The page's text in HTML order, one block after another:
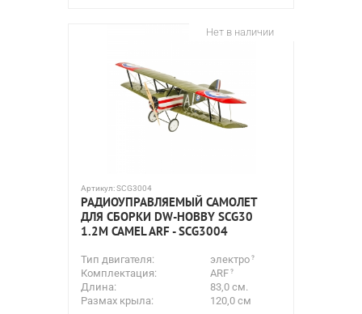
Нет в наличии
Артикул:SCG3004
РАДИОУПРАВЛЯЕМЫЙ САМОЛЕТ
ДЛЯ СБОРКИ DW-HOBBY SCG30
1.2М CAMEL ARF - SCG3004
Тип двигателя:
электро
Комплектация:
ARF
Длина:
83,0 см.
Размах крыла:
120,0 см